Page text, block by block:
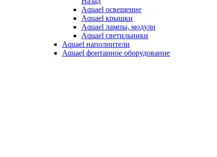
Aquael освещение
Aquael крышки
Aquael лампы, модули
Aquael светильники
Aquael наполнители
Aquael фонтанное оборудование